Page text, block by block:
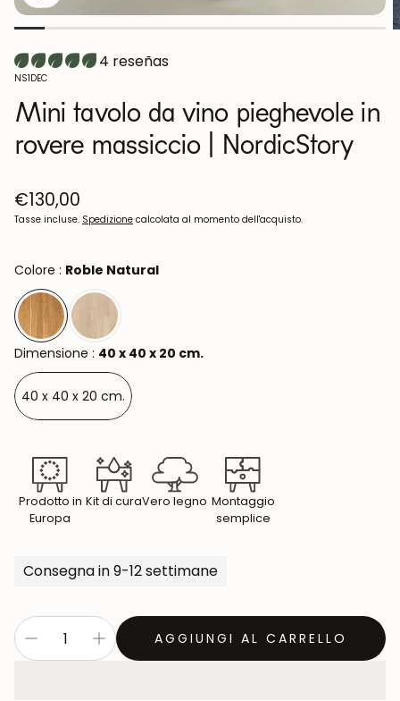
4 reseñas
SKU:
NS1DEC
Mini tavolo da vino pieghevole in
rovere massiccio | NordicStory
Prezzo
normale
€130,00
Tasse incluse. Spedizione calcolata al momento dell'acquisto.
Colore : Roble Natural
Dimensione : 40 x 40 x 20 cm.
40 x 40 x 20 cm.
Prodotto in
Europa
Kit di curaVero legno Montaggio
semplice
Consegna in 9-12 settimane
AGGIUNGI AL CARRELLO